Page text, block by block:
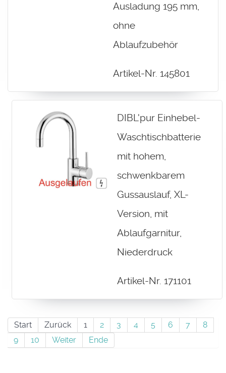
Ausladung 195 mm,
ohne
Ablaufzubehör
Artikel-Nr. 145801
DIBL'pur Einhebel-
Waschtischbatterie
mit hohem,
schwenkbarem
Gussauslauf, XL-
Version, mit
Ablaufgarnitur,
Niederdruck
Artikel-Nr. 171101
Start Zurück 1 2 3 4 5 6 7
8
9
10 Weiter Ende